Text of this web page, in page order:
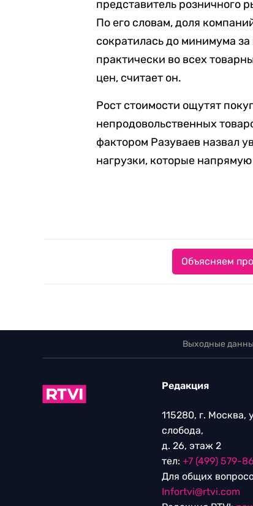
представитель розничного
По его словам, доля
сократилась до минимума
практически во всех
цен, считает он.
Рост стоимости ощутят
непродовольственных
фактором Разуваев назвал
нагрузки, которые
Объясняем
Выходные
Редакция
115280, г. Москва,
слобода,
д. 26, этаж 2
тел: +7 (499) 579-
Для общих
Infortvi@rtvi.com